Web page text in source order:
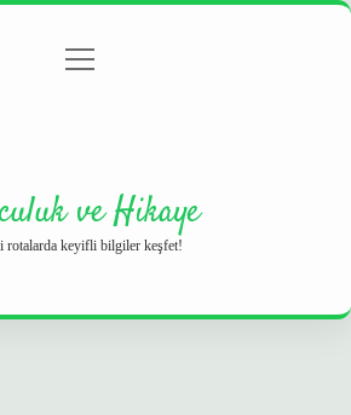
Gizlilik Politikası
menüyü
ve Hikaye
rotalarda keyifli bilgiler keşfet!